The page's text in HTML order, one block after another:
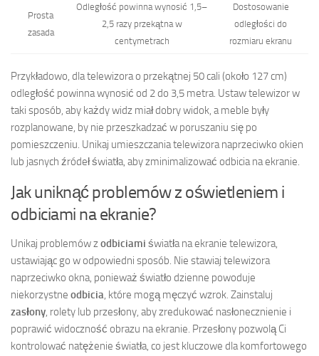
Prosta
zasada
Odległość powinna wynosić 1,5–
2,5 razy przekątna w
centymetrach
Dostosowanie
odległości do
rozmiaru ekranu
Przykładowo, dla telewizora o przekątnej 50 cali (około 127 cm)
odległość powinna wynosić od 2 do 3,5 metra. Ustaw telewizor w
taki sposób, aby każdy widz miał dobry widok, a meble były
rozplanowane, by nie przeszkadzać w poruszaniu się po
pomieszczeniu. Unikaj umieszczania telewizora naprzeciwko okien
lub jasnych źródeł światła, aby zminimalizować odbicia na ekranie.
Jak uniknąć problemów z oświetleniem i
odbiciami na ekranie?
Unikaj problemów zodbiciami światła na ekranie telewizora,
ustawiając go w odpowiedni sposób. Nie stawiaj telewizora
naprzeciwko okna, ponieważ światło dzienne powoduje
niekorzystne odbicia, które mogą męczyć wzrok. Zainstaluj
zasłony, rolety lub przesłony, aby zredukować nasłonecznienie i
poprawić widoczność obrazu na ekranie. Przesłony pozwolą Ci
kontrolować natężenie światła, co jest kluczowe dla komfortowego